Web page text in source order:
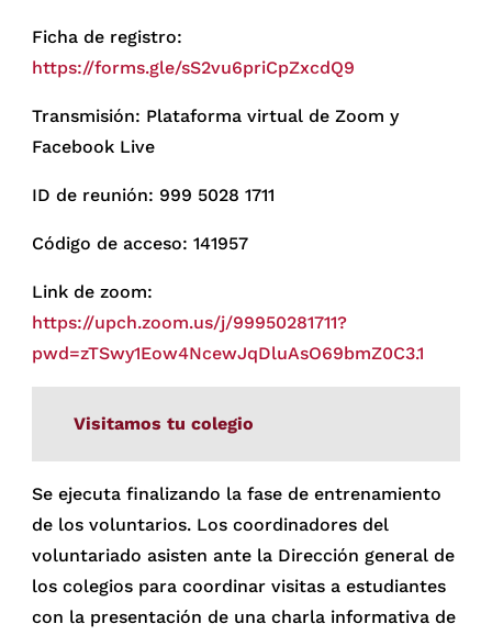
Ficha de registro:
https://forms.gle/sS2vu6priCpZxcdQ9
Transmisión: Plataforma virtual de Zoom y
Facebook Live
ID de reunión: 999 5028 1711
Código de acceso: 141957
Link de zoom:
https://upch.zoom.us/j/99950281711?
pwd=zTSwy1Eow4NcewJqDluAsO69bmZ0C3.1
Visitamos tu colegio
Se ejecuta finalizando la fase de entrenamiento
de los voluntarios. Los coordinadores del
voluntariado asisten ante la Dirección general de
los colegios para coordinar visitas a estudiantes
con la presentación de una charla informativa de